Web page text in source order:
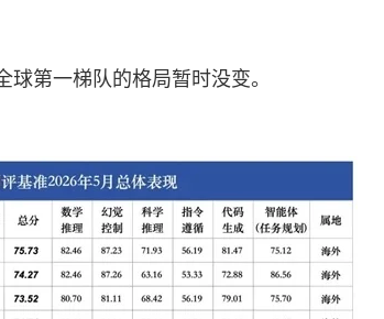
第一梯队的格局暂时没变。